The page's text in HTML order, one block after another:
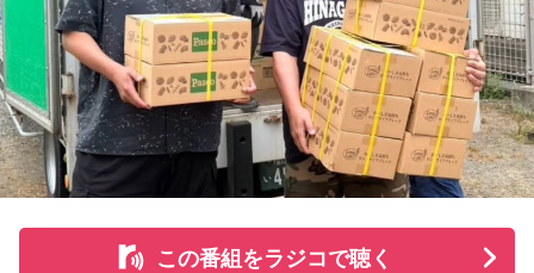
この番組をラジコで聴く